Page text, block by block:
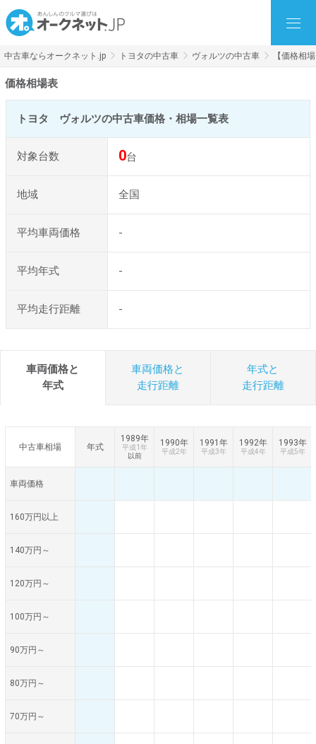
中古車ならオークネット.jp トヨタの中古車 ヴォルツの中古車 【価格相
価格相場表
トヨタ ヴォルツの中古車価格・相場一覧表
対象台数 0台
地域 全国
平均車両価格 -
平均年式 -
平均走行距離 -
車両価格と
年式
車両価格と
走行距離
年式と
走行距離
中古車相場 年式
1989年
平成1年
以前
1990年
平成2年
1991年
平成3年
1992年
平成4年
1993年
平成5年
車両価格
160万円以上
140万円～
120万円～
100万円～
90万円～
80万円～
70万円～